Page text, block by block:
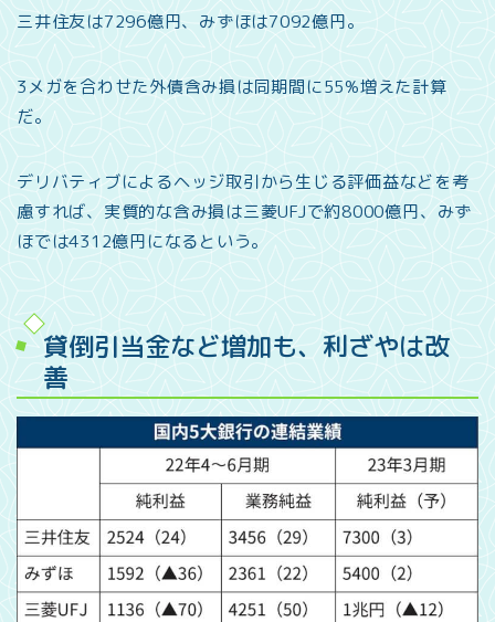
三井住友は7296億円、みずほは7092億円。
3メガを合わせた外債含み損は同期間に55%増えた計算
だ。
デリバティブによるヘッジ取引から生じる評価益などを考
慮すれば、実質的な含み損は三菱UFJで約8000億円、みず
ほでは4312億円になるという。
貸倒引当金など増加も、利ざやは改
善